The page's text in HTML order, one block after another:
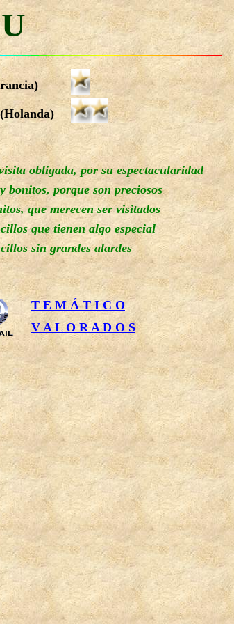
U
(Holanda)
obligada, por su espectacularidad
bonitos, porque son preciosos
que merecen ser visitados
que tienen algo especial
sin grandes alardes
T E M Á T I C O
V A L O R A D O S